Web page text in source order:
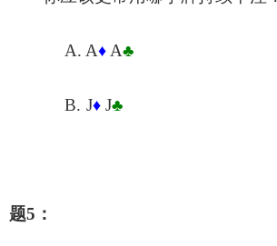
A. A♦ A♣
B. J♦ J♣
题5：